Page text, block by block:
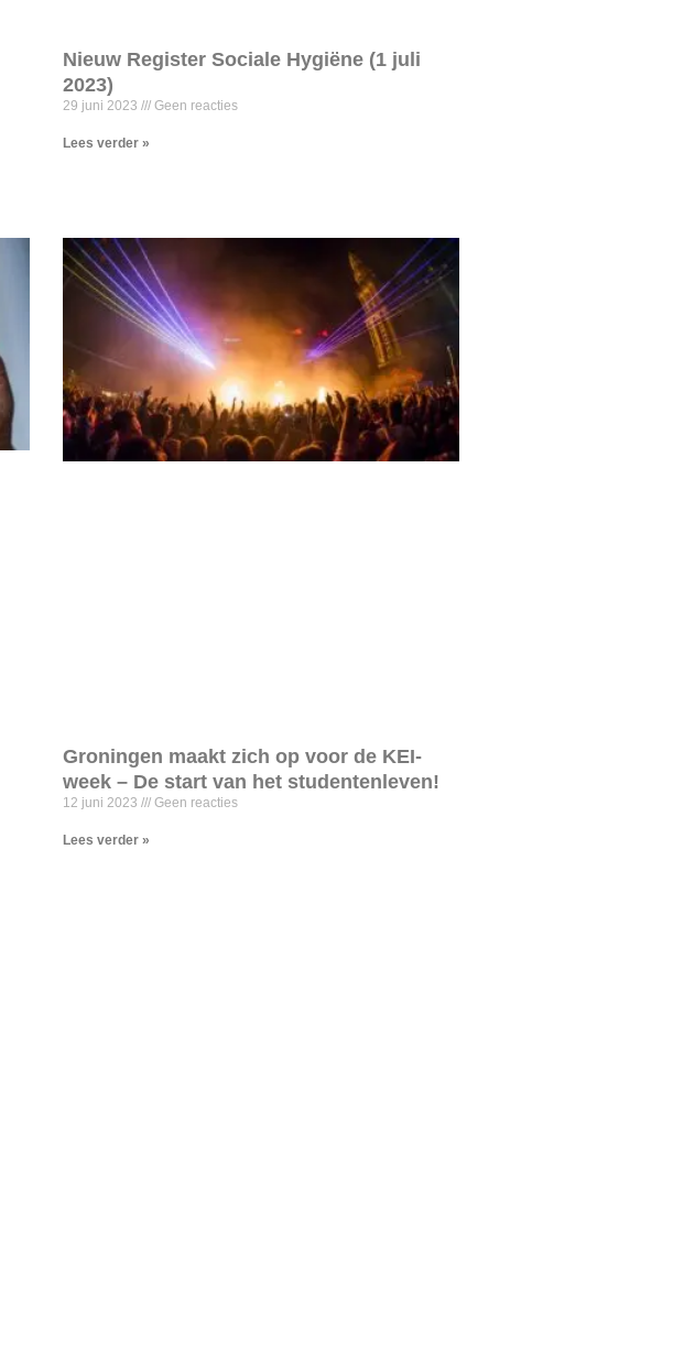
Nieuw Register Sociale Hygiëne (1 juli
2023)
29 juni 2023 Geen reacties
Lees verder »
Groningen maakt zich op voor de KEI-
week – De start van het studentenleven!
12 juni 2023 Geen reacties
Lees verder »